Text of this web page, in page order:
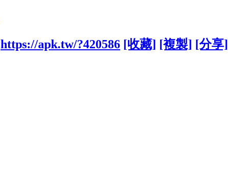
https://apk.tw/?420586 [收藏] [複製] [分享]